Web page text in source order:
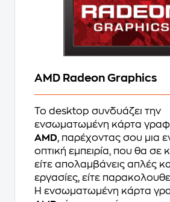
AMD Radeon Graphics
Το desktop συνδυάζει την
ενσωματωμένη κάρτα
AMD, παρέχοντας σου μια
οπτική εμπειρία, που θα σε
είτε απολαμβάνεις απλές
εργασίες, είτε
Η ενσωματωμένη κάρτα